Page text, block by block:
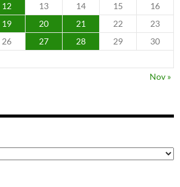
12 13 14 15
16
19 20 21 22
23
26 27 28 29
30
Nov »